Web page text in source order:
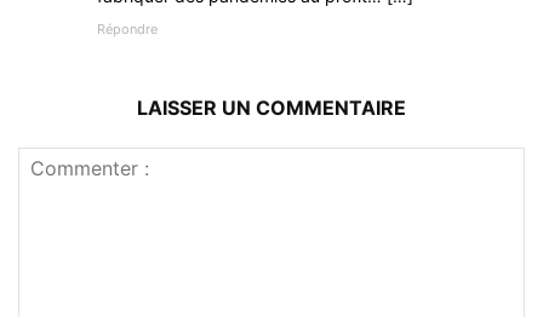
Répondre
LAISSER UN COMMENTAIRE